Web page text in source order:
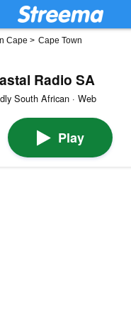
Cape > Cape Town
Radio SA
South African · Web
Play